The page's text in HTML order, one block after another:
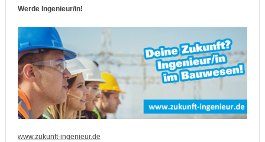
Werde Ingenieur/in!
www.zukunft-ingenieur.de